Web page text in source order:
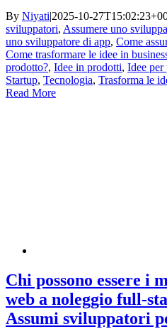
By Niyati|2025-10-
sviluppatori, Assumere uno
uno sviluppatore di app, Come
Come trasformare le idee in
prodotto?, Idee in prodotti, Idee per
Startup, Tecnologia, Trasforma le
Read More
Chi possono essere i
web a noleggio full-
Assumi sviluppatori